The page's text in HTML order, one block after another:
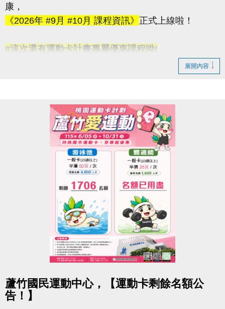
康，
《2026年 #9月 #10月 課程資訊》正式上線啦！
#這次還有運動卡計畫專屬優惠課程呦!
★ Android 系統：https://reurl.cc/9ZrKXx
◆ 課程報名時程
08/03-08/10 #舊生原班續報
使用APP享9折優惠（部分課程無折扣），臨櫃享95折
舊生們享有優先報名的期間，千萬別錯過！
【舊生定義】
報名完整7-8月期課、8月單月課程
且開班成功，無中途退費之學員
APP報名享95折優惠
展開內容
蘆竹國民運動中心，【運動卡剩餘名額公
告！】